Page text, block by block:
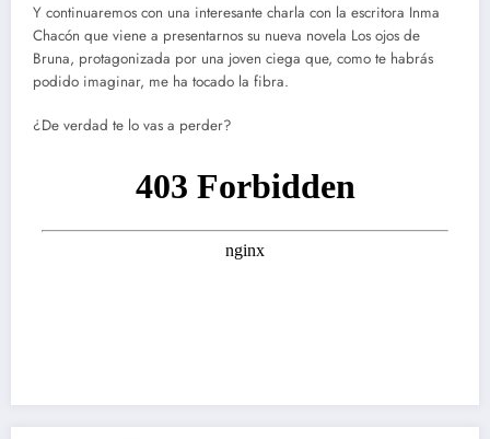
Y continuaremos con una interesante charla con la escritora Inma
Chacón que viene a presentarnos su nueva novela Los ojos de
Bruna, protagonizada por una joven ciega que, como te habrás
podido imaginar, me ha tocado la fibra.
¿De verdad te lo vas a perder?